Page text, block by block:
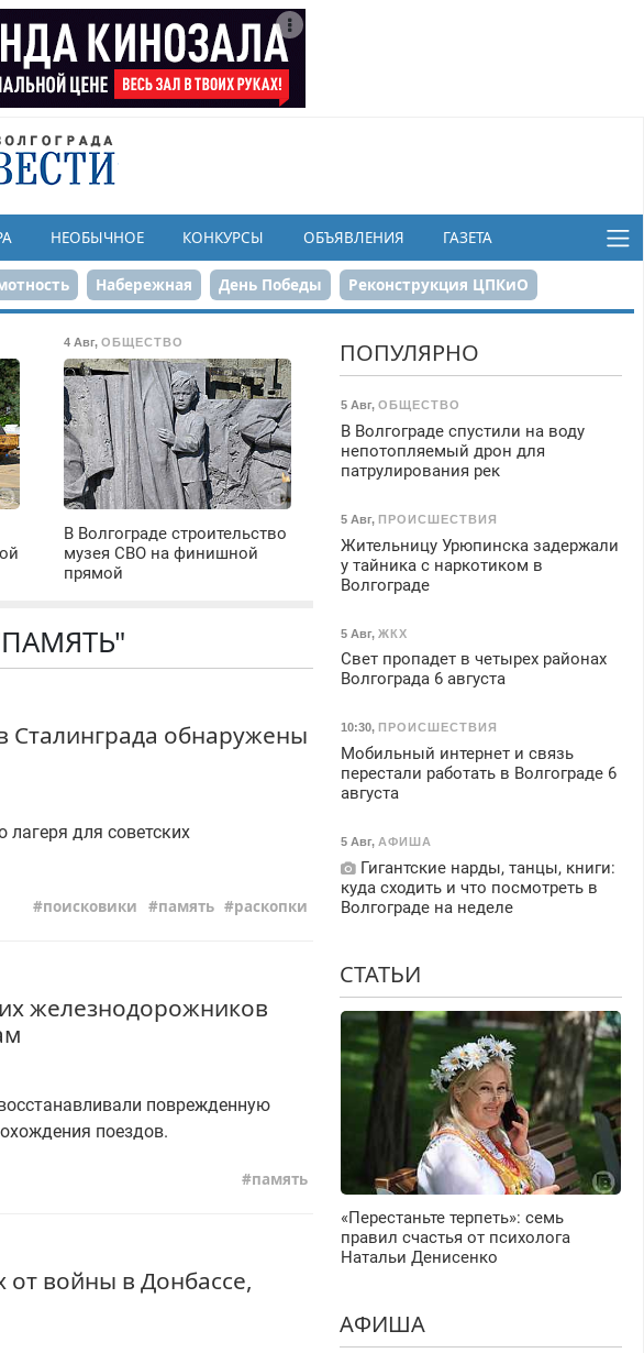
НЕОБЫЧНОЕ КОНКУРСЫ ОБЪЯВЛЕНИЯ ГАЗЕТА
Набережная День Победы Реконструкция ЦПКиО
Героев-летчиков
4 Авг, ОБЩЕСТВО
В Волгограде строительство
музея СВО на финишной
прямой
Сталинграда обнаружены
для советских
поисковики память раскопки
железнодорожников
поврежденную
поездов.
память
войны в Донбассе,
ПОПУЛЯРНО
5 Авг, ОБЩЕСТВО
В Волгограде спустили на воду
непотопляемый дрон для
патрулирования рек
5 Авг, ПРОИСШЕСТВИЯ
Жительницу Урюпинска задержали
у тайника с наркотиком в
Волгограде
5 Авг, ЖКХ
Свет пропадет в четырех районах
Волгограда 6 августа
10:30, ПРОИСШЕСТВИЯ
Мобильный интернет и связь
перестали работать в Волгограде 6
августа
5 Авг, АФИША
Гигантские нарды, танцы, книги:
куда сходить и что посмотреть в
Волгограде на неделе
СТАТЬИ
«Перестаньте терпеть»: семь
правил счастья от психолога
Натальи Денисенко
АФИША